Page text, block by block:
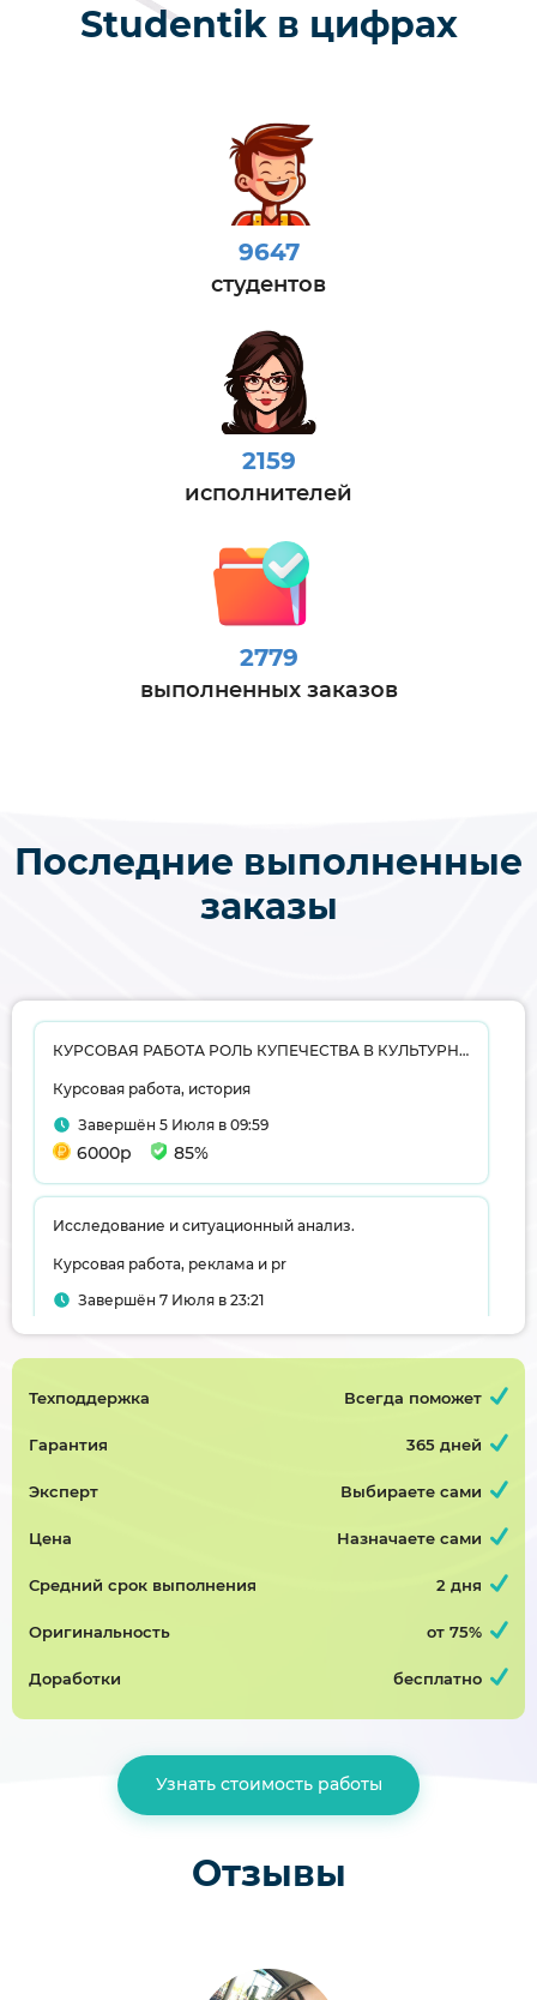
Studentik в цифрах
9647
студентов
2159
исполнителей
2779
выполненных заказов
Последние выполненные
заказы
КУРСОВАЯ РАБОТА РОЛЬ КУПЕЧЕСТВА В КУЛЬТУРНОМ РАЗВИТИИ ГОРОДОВ ПСКОВСКОЙ ГУБЕРНИИ ВТОРОЙ ПОЛОВИНЫ XIX-нач. XX вв.
Курсовая работа, история
Завершён 5 Июля в 09:59
6000р 85%
Исследование и ситуационный анализ.
Курсовая работа, реклама и pr
Завершён 7 Июля в 23:21
Трансформаторная подстанция глубокого ввода завода производства стали
Курсовая работа, электроснабжение
5000р
4500р
Курсовая работа, радиоэлектроника
Техподдержка Всегда поможет
Гарантия 365 дней
Эксперт Выбираете сами
Цена Назначаете сами
Средний срок выполнения 2 дня
Оригинальность от 75%
Доработки бесплатно
Узнать стоимость работы
Отзывы